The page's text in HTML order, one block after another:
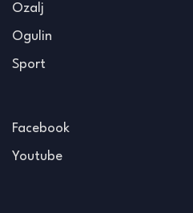
Ozalj
Ogulin
Sport
Facebook
Youtube